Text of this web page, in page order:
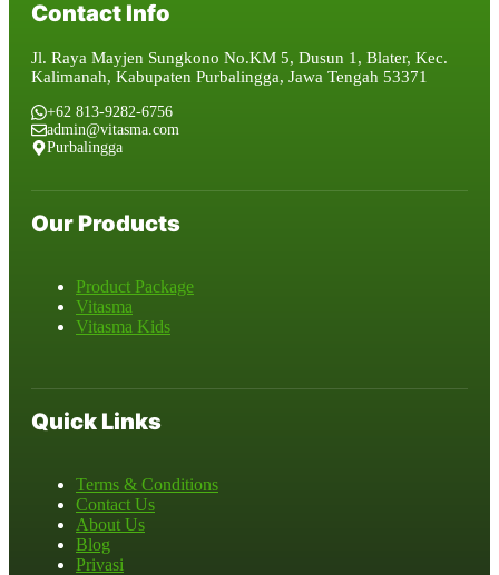
Contact Info
Jl. Raya Mayjen Sungkono No.KM 5, Dusun 1, Blater, Kec.
Kalimanah, Kabupaten Purbalingga, Jawa Tengah 53371
+62 813-9282-6756
admin@vitasma.com
Purbalingga
Our Products
Product Package
Vitasma
Vitasma Kids
Quick Links
Terms & Conditions
Contact Us
About Us
Blog
Privasi